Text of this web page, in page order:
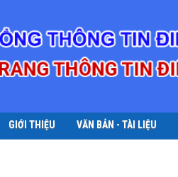
GIỚI THIỆU VĂN BẢN - TÀI LIỆU